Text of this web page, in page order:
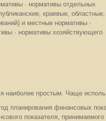
· нормативы отдельных
краевые, областные,
и местные нормативы ·
· нормативы хозяйствующего
наиболее простым. Чаще
планирования финансовых
показателя,